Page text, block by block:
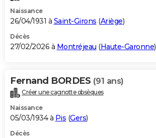
Naissance
26/04/1931 à Saint-Girons (Ariège)
Décès
27/02/2026 à Montréjeau (Haute-Garonne)
Fernand BORDES (91 ans)
Créer une cagnotte obsèques
Naissance
05/03/1934 à Pis (Gers)
Décès